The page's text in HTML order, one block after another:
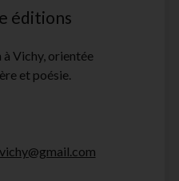
éditions
Vichy, orientée
et poésie.